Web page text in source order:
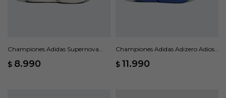
Championes Adidas Supernova
$ 8.990
Championes Adidas Adizero Adios
$ 11.990